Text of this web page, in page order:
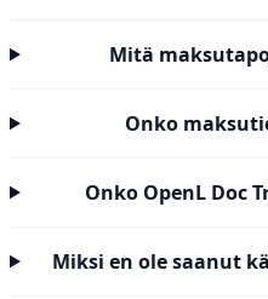
Mitä
Onko
Onko OpenL Doc
Miksi en ole saanut